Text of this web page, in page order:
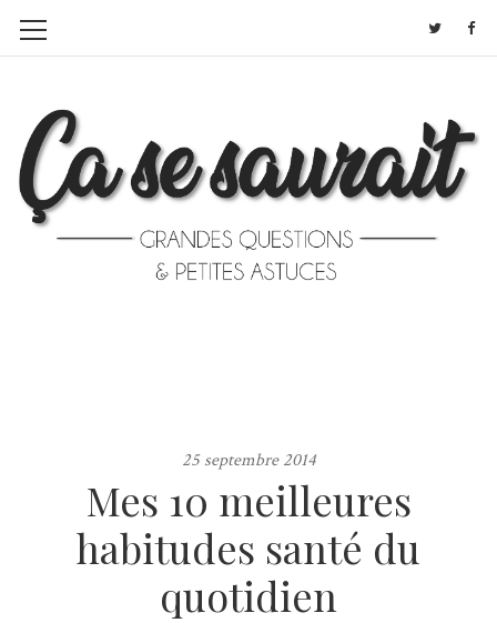
25 septembre 2014
Mes 10 meilleures
habitudes santé du
quotidien